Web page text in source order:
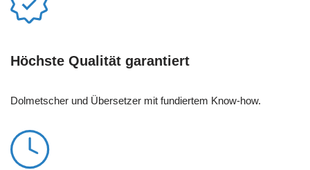
Höchste Qualität garantiert
Dolmetscher und Übersetzer mit fundiertem Know-how.